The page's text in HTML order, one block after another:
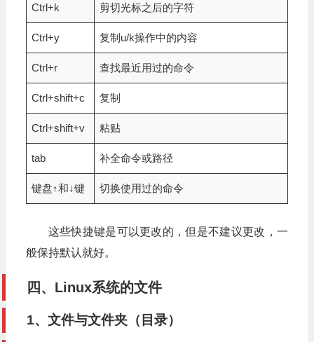
Ctrl+k 剪切光标之后的字符
Ctrl+y 复制u/k操作中的内容
Ctrl+r 查找最近用过的命令
Ctrl+shift+c 复制
Ctrl+shift+v 粘贴
tab 补全命令或路径
键盘↑和↓键 切换使用过的命令
这些快捷键是可以更改的，但是不建议更改，一
般保持默认就好。
四、Linux系统的文件
1、文件与文件夹（目录）